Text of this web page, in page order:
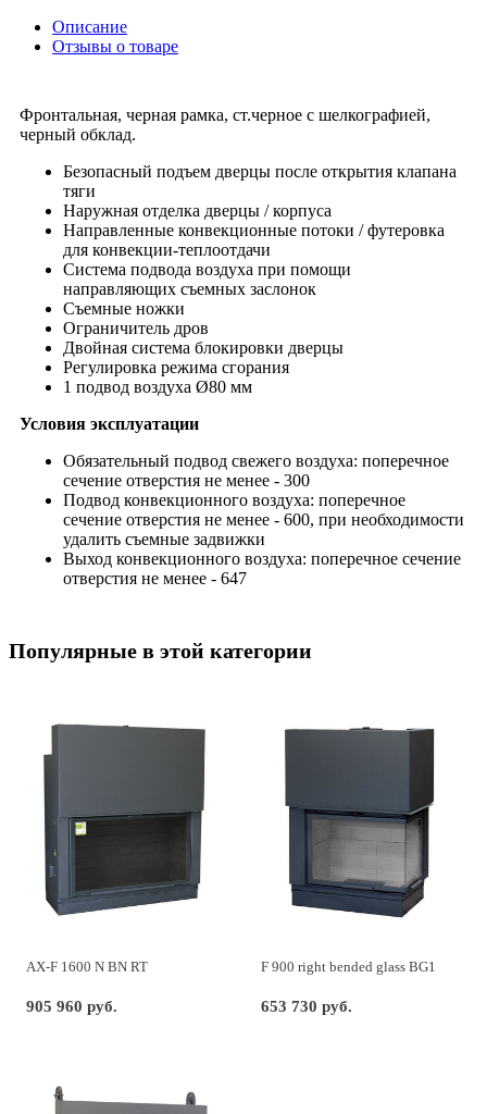
Описание
Отзывы о товаре
Фронтальная, черная рамка, ст.черное с шелкографией,
черный обклад.
Безопасный подъем дверцы после открытия клапана
тяги
Наружная отделка дверцы / корпуса
Направленные конвекционные потоки / футеровка
для конвекции-теплоотдачи
Система подвода воздуха при помощи
направляющих съемных заслонок
Съемные ножки
Ограничитель дров
Двойная система блокировки дверцы
Регулировка режима сгорания
1 подвод воздуха Ø80 мм
Условия эксплуатации
Обязательный подвод свежего воздуха: поперечное
сечение отверстия не менее - 300
Подвод конвекционного воздуха: поперечное
сечение отверстия не менее - 600, при необходимости
удалить съемные задвижки
Выход конвекционного воздуха: поперечное сечение
отверстия не менее - 647
Популярные в этой категории
AX-F 1600 N BN RT
905 960 руб.
F 900 right bended glass BG1
653 730 руб.